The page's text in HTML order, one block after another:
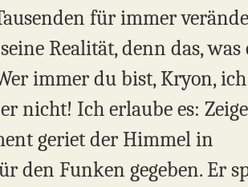
für immer
Realität, denn das, was
immer du bist, Kryon, ich
nicht! Ich erlaube es:
geriet der Himmel in
den Funken gegeben. Er